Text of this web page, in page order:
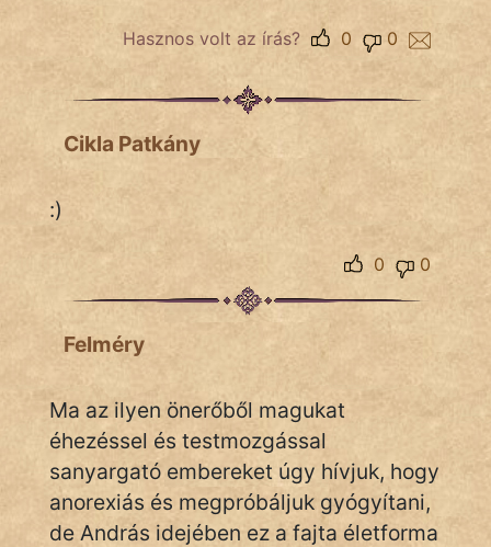
Hasznos volt az írás? 0
0
Cikla Patkány
:)
0
0
Felméry
Ma az ilyen önerőből magukat
éhezéssel és testmozgással
sanyargató embereket úgy hívjuk, hogy
anorexiás és megpróbáljuk gyógyítani,
de András idejében ez a fajta életforma